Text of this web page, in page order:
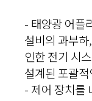
- 태양광 어플
설비의 과부
인한 전기 시
설계된 포괄
- 제어 장치를